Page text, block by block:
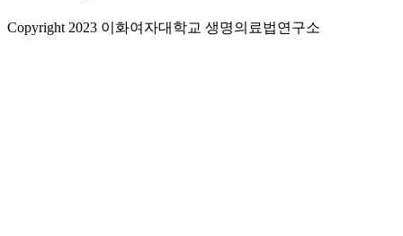
Copyright 2023 이화여자대학교 생명의료법연구소